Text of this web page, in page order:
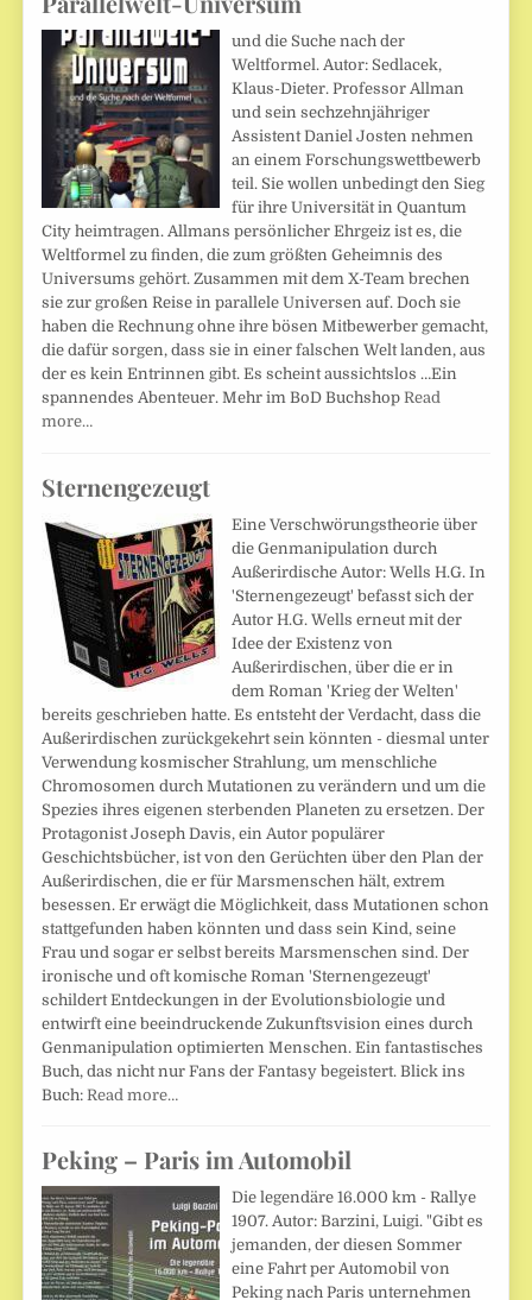
und die Suche nach der
Weltformel. Autor: Sedlacek,
Klaus-Dieter. Professor Allman
und sein sechzehnjähriger
Assistent Daniel Josten nehmen
an einem Forschungswettbewerb
teil. Sie wollen unbedingt den Sieg
für ihre Universität in Quantum
City heimtragen. Allmans persönlicher Ehrgeiz ist es, die
Weltformel zu finden, die zum größten Geheimnis des
Universums gehört. Zusammen mit dem X-Team brechen
sie zur großen Reise in parallele Universen auf. Doch sie
haben die Rechnung ohne ihre bösen Mitbewerber gemacht,
die dafür sorgen, dass sie in einer falschen Welt landen, aus
der es kein Entrinnen gibt. Es scheint aussichtslos …Ein
spannendes Abenteuer. Mehr im BoD BuchshopRead
more…
Sternengezeugt
Eine Verschwörungstheorie über
die Genmanipulation durch
Außerirdische Autor: Wells H.G. In
'Sternengezeugt' befasst sich der
Autor H.G. Wells erneut mit der
Idee der Existenz von
Außerirdischen, über die er in
dem Roman 'Krieg der Welten'
bereits geschrieben hatte. Es entsteht der Verdacht, dass die
Außerirdischen zurückgekehrt sein könnten - diesmal unter
Verwendung kosmischer Strahlung, um menschliche
Chromosomen durch Mutationen zu verändern und um die
Spezies ihres eigenen sterbenden Planeten zu ersetzen. Der
Protagonist Joseph Davis, ein Autor populärer
Geschichtsbücher, ist von den Gerüchten über den Plan der
Außerirdischen, die er für Marsmenschen hält, extrem
besessen. Er erwägt die Möglichkeit, dass Mutationen schon
stattgefunden haben könnten und dass sein Kind, seine
Frau und sogar er selbst bereits Marsmenschen sind. Der
ironische und oft komische Roman 'Sternengezeugt'
schildert Entdeckungen in der Evolutionsbiologie und
entwirft eine beeindruckende Zukunftsvision eines durch
Genmanipulation optimierten Menschen. Ein fantastisches
Buch, das nicht nur Fans der Fantasy begeistert. Blick ins
Buch: Read more…
Peking – Paris im Automobil
Die legendäre 16.000 km - Rallye
1907. Autor: Barzini, Luigi. "Gibt es
jemanden, der diesen Sommer
eine Fahrt per Automobil von
Peking nach Paris unternehmen